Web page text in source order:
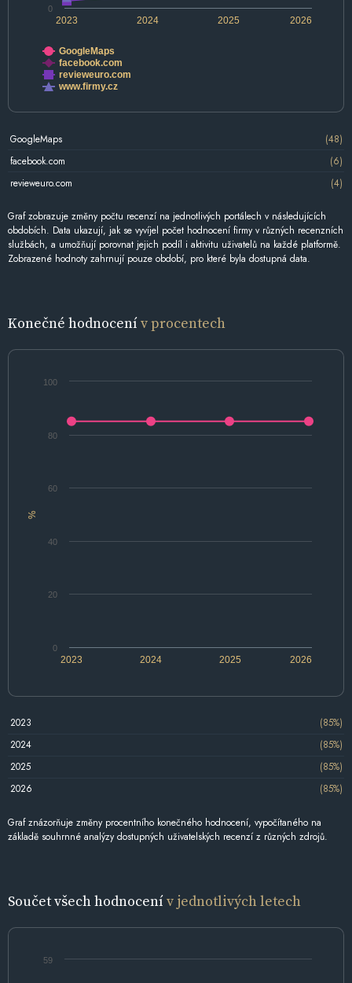
2024 2026
2023 2025
0
GoogleMaps
facebook.com
revieweuro.com
www.firmy.cz
GoogleMaps
(48)
facebook.com
(6)
revieweuro.com
(4)
Graf zobrazuje změny počtu recenzí na jednotlivých portálech v následujících
obdobích. Data ukazují, jak se vyvíjel počet hodnocení firmy v různých recenzních
službách, a umožňují porovnat jejich podíl i aktivitu uživatelů na každé platformě.
Zobrazené hodnoty zahrnují pouze období, pro které byla dostupná data.
Konečné hodnocenív procentech
%
2024 2026
2023 2025
0
20
40
60
80
100
2023
(85%)
2024
(85%)
2025
(85%)
2026
(85%)
Graf znázorňuje změny procentního konečného hodnocení, vypočítaného na
základě souhrnné analýzy dostupných uživatelských recenzí z různých zdrojů.
Součet všech hodnocenív jednotlivých letech
59